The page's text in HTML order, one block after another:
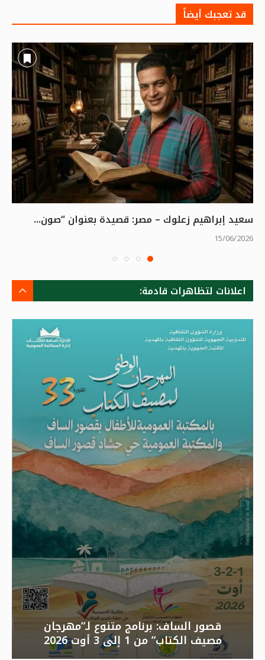
قد تعجبك أيضاً
سعيد إبراهيم زعلوك – مصر: قصيدة بعنوان “صون...
15/06/2026
اعلانات لتظاهرات قادمة:
قصور الساف: برنامج متنوع لـ”مهرجان
مصيف الكتاب” من 1 إلى 3 أوت 2026